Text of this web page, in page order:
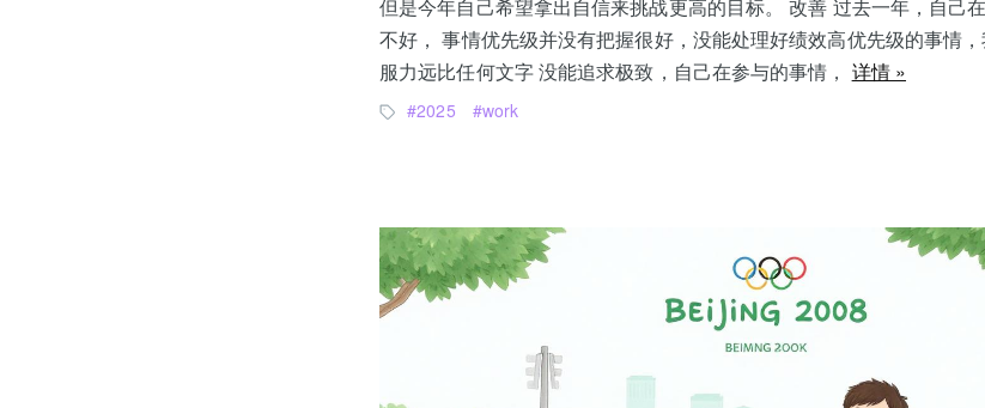
但是今年自己希望拿出自信来挑战更高的目标。 改善 过去一年，自己
不好， 事情优先级并没有把握很好，没能处理好绩效高优先级的事情
服力远比任何文字 没能追求极致，自己在参与的事情， 详情 »
2025 work